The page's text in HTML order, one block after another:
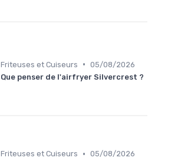
Friteuses et Cuiseurs • 05/08/2026
Que penser de l'airfryer Silvercrest ?
Friteuses et Cuiseurs • 05/08/2026